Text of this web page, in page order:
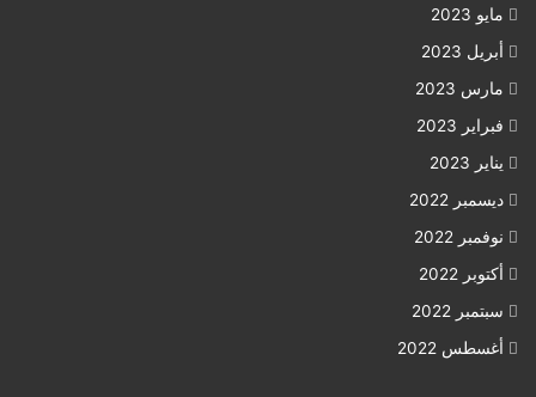
مايو 2023
أبريل 2023
مارس 2023
فبراير 2023
يناير 2023
ديسمبر 2022
نوفمبر 2022
أكتوبر 2022
سبتمبر 2022
أغسطس 2022